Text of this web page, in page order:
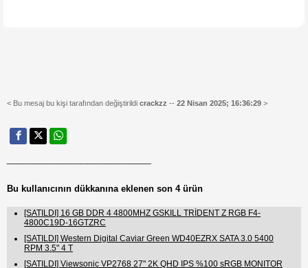
< Bu mesaj bu kişi tarafından değiştirildi crackzz -- 22 Nisan 2025; 16:36:29 >
Bu kullanıcının dükkanına eklenen son 4 ürün
[SATILDI] 16 GB DDR 4 4800MHZ GSKILL TRİDENT Z RGB F4-
4800C19D-16GTZRC
[SATILDI] Western Digital Caviar Green WD40EZRX SATA 3.0 5400
RPM 3.5" 4 T
[SATILDI] Viewsonic VP2768 27" 2K QHD IPS %100 sRGB MONITOR